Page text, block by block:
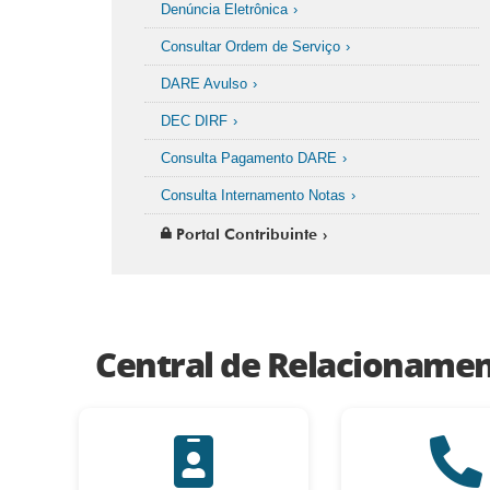
Denúncia Eletrônica
Consultar Ordem de Serviço
DARE Avulso
DEC DIRF
Consulta Pagamento DARE
Consulta Internamento Notas
Portal Contribuinte
Central de